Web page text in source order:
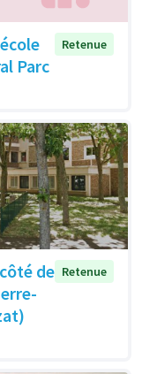
Parc
Retenue
de Retenue